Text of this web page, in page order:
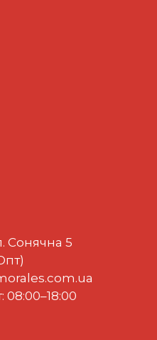
Сонячна 5
08:00–18:00